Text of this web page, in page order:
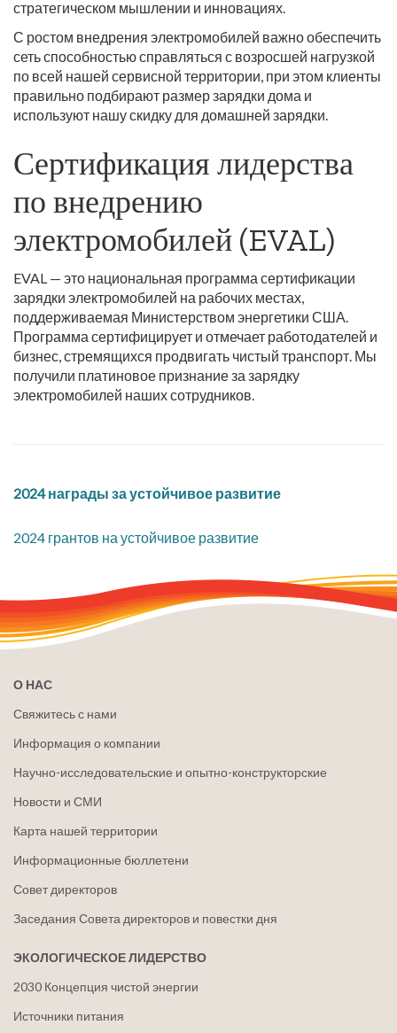
стратегическом мышлении и инновациях.
С ростом внедрения электромобилей важно обеспечить
сеть способностью справляться с возросшей нагрузкой
по всей нашей сервисной территории, при этом клиенты
правильно подбирают размер зарядки дома и
используют нашу скидку для домашней зарядки.
Сертификация лидерства
по внедрению
электромобилей (EVAL)
EVAL — это национальная программа сертификации
зарядки электромобилей на рабочих местах,
поддерживаемая Министерством энергетики США.
Программа сертифицирует и отмечает работодателей и
бизнес, стремящихся продвигать чистый транспорт. Мы
получили платиновое признание за зарядку
электромобилей наших сотрудников.
2024 награды за устойчивое развитие
2024 грантов на устойчивое развитие
О НАС
Свяжитесь с нами
Информация о компании
Научно-исследовательские и опытно-конструкторские
Новости и СМИ
Карта нашей территории
Информационные бюллетени
Совет директоров
Заседания Совета директоров и повестки дня
ЭКОЛОГИЧЕСКОЕ ЛИДЕРСТВО
2030 Концепция чистой энергии
Источники питания